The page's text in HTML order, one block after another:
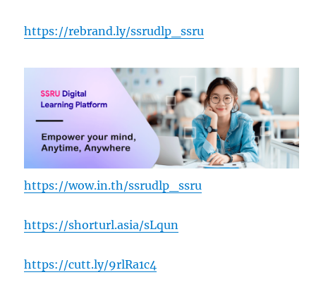
https://rebrand.ly/ssrudlp_ssru
https://wow.in.th/ssrudlp_ssru
https://shorturl.asia/sLqun
https://cutt.ly/9rlRa1c4